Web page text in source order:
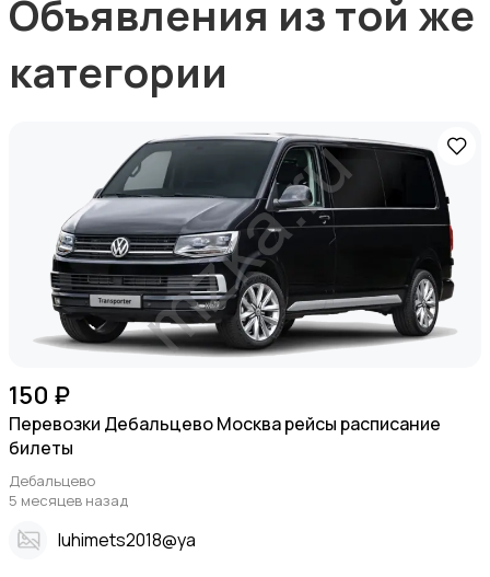
Объявления из той же
категории
150 ₽
Перевозки Дебальцево Москва рейсы расписание
билеты
Дебальцево
5 месяцев назад
Iuhimets2018@ya